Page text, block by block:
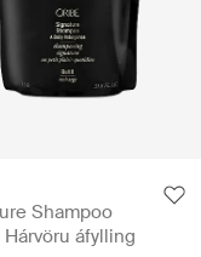
Shampoo
áfylling